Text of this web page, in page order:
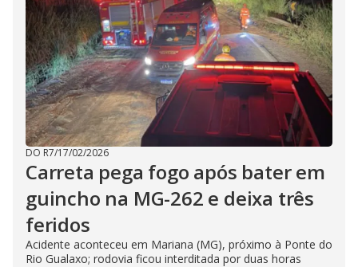
DO R7/17/02/2026
Carreta pega fogo após bater em
guincho na MG-262 e deixa três
feridos
Acidente aconteceu em Mariana (MG), próximo à Ponte do
Rio Gualaxo; rodovia ficou interditada por duas horas